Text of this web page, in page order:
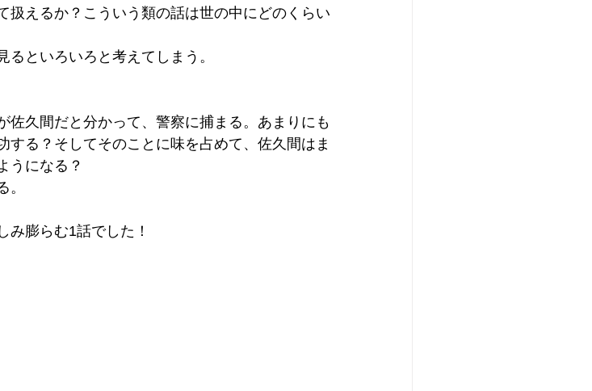
扱えるか？こういう類の話は世の中にどのくらい
といろいろと考えてしまう。
久間だと分かって、警察に捕まる。あまりにも
る？そしてそのことに味を占めて、佐久間はま
うになる？
膨らむ1話でした！